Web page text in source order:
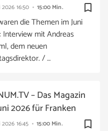
bookmark_border
2026 16:50 15:00 Min.
die Themen im Juni
Interview mit Andreas
dem neuen
/ …
bookmark_border
2026 16:45 15:00 Min.
– Das Magazin
2026 für Franken